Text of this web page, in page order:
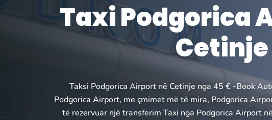
Taxi Podgorica
Cetinje
Taksi Podgorica Airport në Cetinje nga 45 € -Book
Podgorica Airport, me çmimet më të mira, Podgorica
të rezervuar një transferim Taxi nga Podgorica Airport